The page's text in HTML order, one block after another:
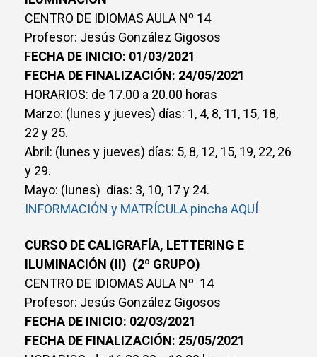
CENTRO DE IDIOMAS AULA Nº 14
Profesor: Jesús González Gigosos
FECHA DE INICIO: 01/03/2021
FECHA DE FINALIZACIÓN: 24/05/2021
HORARIOS: de 17.00 a 20.00 horas
Marzo: (lunes y jueves) días: 1, 4, 8, 11, 15, 18,
22 y 25.
Abril: (lunes y jueves) días: 5, 8, 12, 15, 19, 22, 26
y 29.
Mayo: (lunes) días: 3, 10, 17 y 24.
INFORMACIÓN y MATRÍCULA pincha AQUÍ
CURSO DE CALIGRAFÍA, LETTERING E
ILUMINACIÓN (II) (2º GRUPO)
CENTRO DE IDIOMAS AULA Nº 14
Profesor: Jesús González Gigosos
FECHA DE INICIO: 02/03/2021
FECHA DE FINALIZACIÓN: 25/05/2021